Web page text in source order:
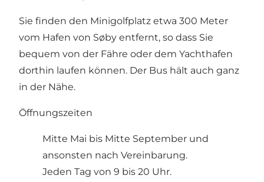
Sie finden den Minigolfplatz etwa 300 Meter
vom Hafen von Søby entfernt, so dass Sie
bequem von der Fähre oder dem Yachthafen
dorthin laufen können. Der Bus hält auch ganz
in der Nähe.
Öffnungszeiten
Mitte Mai bis Mitte September und
ansonsten nach Vereinbarung.
Jeden Tag von 9 bis 20 Uhr.